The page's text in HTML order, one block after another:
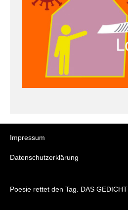
Impressum
Datenschutzerklärung
Poesie rettet den Tag. DAS GEDICHT